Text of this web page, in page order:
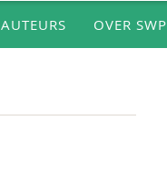
AUTEURS OVER SWP